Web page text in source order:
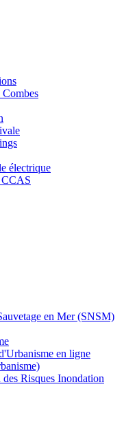
Combes
électrique
CCAS
en Mer (SNSM)
en ligne
Risques Inondation